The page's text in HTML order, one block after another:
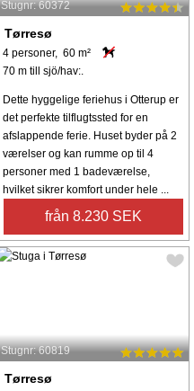
Stugnr: 60372
Tørresø
4 personer, 60 m²
70 m till sjö/hav:.
Dette hyggelige feriehus i Otterup er
det perfekte tilflugtssted for en
afslappende ferie. Huset byder på 2
værelser og kan rumme op til 4
personer med 1 badeværelse,
hvilket sikrer komfort under hele ...
från 8.230 SEK
Stugnr: 60819
Tørresø